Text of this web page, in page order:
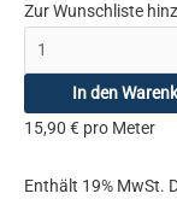
Zur Wunschliste
In den
15,90 € pro Meter
Enthält 19% MwSt.